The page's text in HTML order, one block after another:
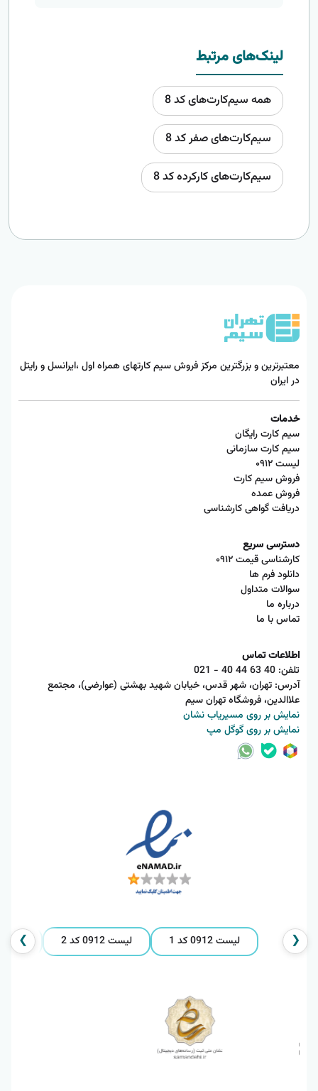
لینک‌های مرتبط
همه سیم‌کارت‌های کد 8
سیم‌کارت‌های صفر کد 8
سیم‌کارت‌های کارکرده کد 8
معتبرترین و بزرگترین مرکز فروش سیم کارتهای همراه اول ،ایرانسل و رایتل
در ایران
خدمات
سیم کارت رایگان
سیم کارت سازمانی
لیست ۰۹۱۲
فروش سیم کارت
فروش عمده
دریافت گواهی کارشناسی
دسترسی سریع
کارشناسی قیمت ۰۹۱۲
دانلود فرم ها
سوالات متداول
درباره ما
تماس با ما
اطلاعات تماس
تلفن: 021 - 40 44 63 40
آدرس: تهران، شهر قدس، خیابان شهید بهشتی (عوارضی)، مجتمع
علاالدین، فروشگاه تهران سیم
نمایش بر روی مسیریاب نشان
نمایش بر روی گوگل مپ
❮ لیست 0912 کد 1 لیست 0912 کد 2 لیست 0912❯